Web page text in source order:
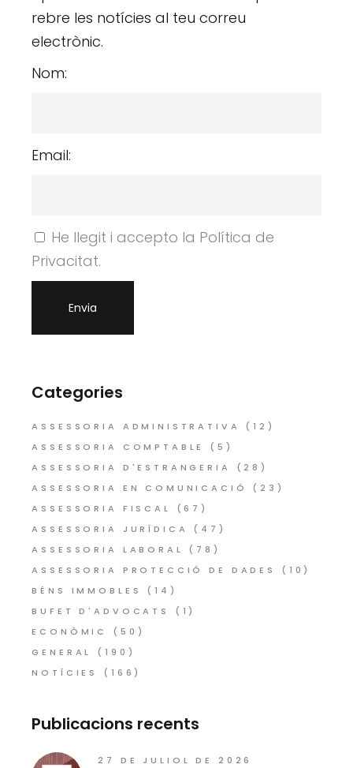
rebre les notícies al teu correu
electrònic.
Nom:
Email:
He llegit i accepto la Política de
Privacitat.
Categories
ASSESSORIA ADMINISTRATIVA
(12)
ASSESSORIA COMPTABLE
(5)
ASSESSORIA D'ESTRANGERIA
(28)
ASSESSORIA EN COMUNICACIÓ
(23)
ASSESSORIA FISCAL
(67)
ASSESSORIA JURÍDICA
(47)
ASSESSORIA LABORAL
(78)
ASSESSORIA PROTECCIÓ DE DADES
(10)
BÉNS IMMOBLES
(14)
BUFET D'ADVOCATS
(1)
ECONÒMIC
(50)
GENERAL
(190)
NOTÍCIES
(166)
Publicacions recents
27 DE JULIOL DE 2026